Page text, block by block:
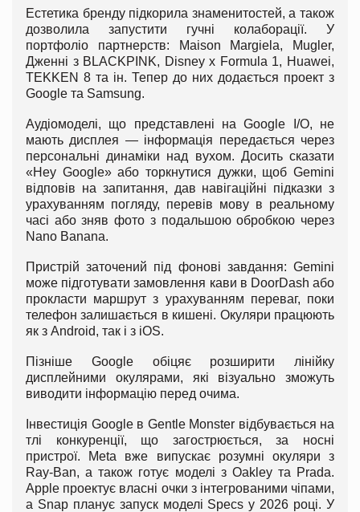
Естетика бренду підкорила знаменитостей, а також
дозволила запустити гучні колаборації. У
портфоліо партнерств: Maison Margiela, Mugler,
Дженні з BLACKPINK, Disney x Formula 1, Huawei,
TEKKEN 8 та ін. Тепер до них додається проект з
Google та Samsung.
Аудіомоделі, що представлені на Google I/O, не
мають дисплея — інформація передається через
персональні динаміки над вухом. Досить сказати
«Hey Google» або торкнутися дужки, щоб Gemini
відповів на запитання, дав навігаційні підказки з
урахуванням погляду, перевів мову в реальному
часі або зняв фото з подальшою обробкою через
Nano Banana.
Пристрій заточений під фонові завдання: Gemini
може підготувати замовлення кави в DoorDash або
прокласти маршрут з урахуванням переваг, поки
телефон залишається в кишені. Окуляри працюють
як з Android, так і з iOS.
Пізніше Google обіцяє розширити лінійку
дисплейними окулярами, які візуально зможуть
виводити інформацію перед очима.
Інвестиція Google в Gentle Monster відбувається на
тлі конкуренції, що загострюється, за носні
пристрої. Meta вже випускає розумні окуляри з
Ray-Ban, а також готує моделі з Oakley та Prada.
Apple проектує власні очки з інтегрованими чіпами,
а Snap планує запуск моделі Specs у 2026 році. У